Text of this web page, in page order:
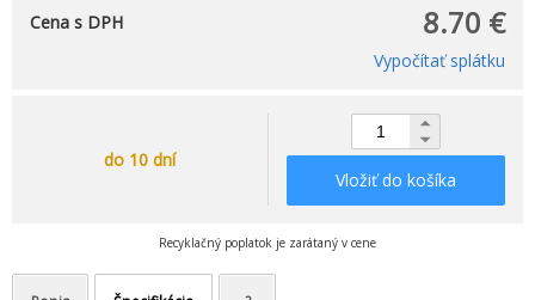
8.70 €
Cena s DPH
Vypočítať splátku
do 10 dní
Vložiť do košíka
Recyklačný poplatok je zarátaný v cene